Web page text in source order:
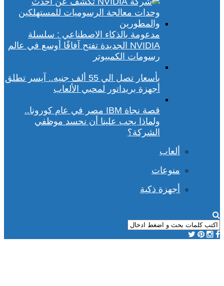
مدعومة بالذكاء الاصطناعي : سلسلة
NVIDIA الجديدة تفتح آفاقًا أوسع في عالم
رسومات الكمبيوتر
بأسعار تصل الي 55 ألف جنيه.. آيسر تطلق
أجهزة بريداتور لمحبي الألعاب
قصة نجاة IBM مصر في عام كورونا..
ولماذا يجب علينا أن نحسد موظفي
الشركة؟
ألعاب
منوعات
أجهزة ذكية